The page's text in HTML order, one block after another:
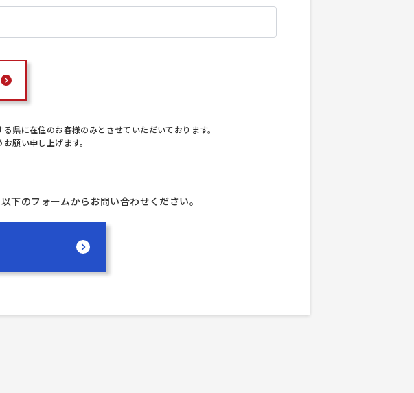
県に在住のお客様のみとさせていただいております。
願い申し上げます。
下のフォームからお問い合わせください。